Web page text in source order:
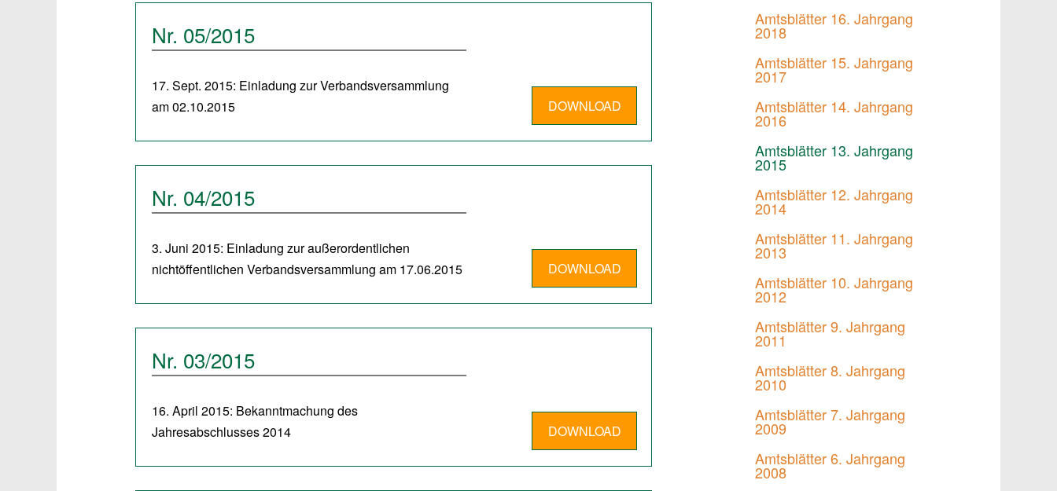
Nr. 05/2015
17. Sept. 2015: Einladung zur Verbandsversammlung
am 02.10.2015
DOWNLOAD
Nr. 04/2015
3. Juni 2015: Einladung zur außerordentlichen
nichtöffentlichen Verbandsversammlung am 17.06.2015
DOWNLOAD
Nr. 03/2015
16. April 2015: Bekanntmachung des
Jahresabschlusses 2014
DOWNLOAD
Amtsblätter 16. Jahrgang
2018
Amtsblätter 15. Jahrgang
2017
Amtsblätter 14. Jahrgang
2016
Amtsblätter 13. Jahrgang
2015
Amtsblätter 12. Jahrgang
2014
Amtsblätter 11. Jahrgang
2013
Amtsblätter 10. Jahrgang
2012
Amtsblätter 9. Jahrgang
2011
Amtsblätter 8. Jahrgang
2010
Amtsblätter 7. Jahrgang
2009
Amtsblätter 6. Jahrgang
2008